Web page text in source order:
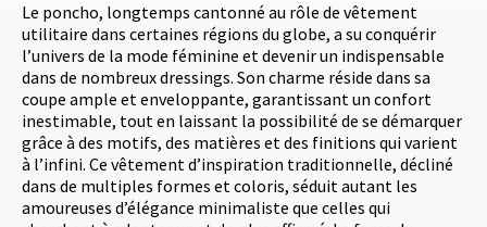
Le poncho, longtemps cantonné au rôle de vêtement
utilitaire dans certaines régions du globe, a su conquérir
l’univers de la mode féminine et devenir un indispensable
dans de nombreux dressings. Son charme réside dans sa
coupe ample et enveloppante, garantissant un confort
inestimable, tout en laissant la possibilité de se démarquer
grâce à des motifs, des matières et des finitions qui varient
à l’infini. Ce vêtement d’inspiration traditionnelle, décliné
dans de multiples formes et coloris, séduit autant les
amoureuses d’élégance minimaliste que celles qui